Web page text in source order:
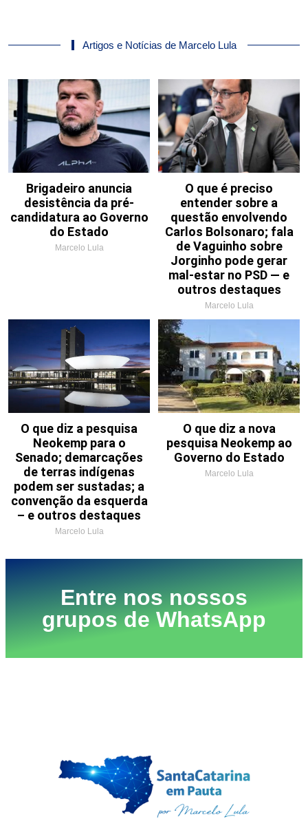
Artigos e Notícias de Marcelo Lula
Brigadeiro anuncia
desistência da pré-
candidatura ao Governo
do Estado
Marcelo Lula
O que é preciso
entender sobre a
questão envolvendo
Carlos Bolsonaro; fala
de Vaguinho sobre
Jorginho pode gerar
mal-estar no PSD — e
outros destaques
Marcelo Lula
O que diz a pesquisa
Neokemp para o
Senado; demarcações
de terras indígenas
podem ser sustadas; a
convenção da esquerda
– e outros destaques
Marcelo Lula
O que diz a nova
pesquisa Neokemp ao
Governo do Estado
Marcelo Lula
Entre nos nossos
grupos de WhatsApp